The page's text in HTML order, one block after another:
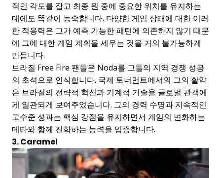
적인 각도를 잡고 최종 원 중에 중요한 위치를 유지하는
데에도 똑같이 능숙합니다. 다양한 게임 상태에 대한 이러
한 적응력은 그가 예측 가능한 패턴에 의존하지 않기 때문
에 그에 대한 게임 계획을 세우는 것을 거의 불가능하게
만듭니다.
브라질 Free Fire 팬들은 Noda를 그들의 지역 경쟁 성공
의 초석으로 인식합니다. 국제 토너먼트에서의 그의 활약
은 브라질의 전략적 혁신과 기계적 기술을 글로벌 관객에
게 일관되게 보여주었습니다. 그의 경력 수명과 지속적인
고수준 성과는 핵심 강점을 유지하면서 게임의 변화하는
메타와 함께 진화하는 능력을 입증합니다.
3. Caramel